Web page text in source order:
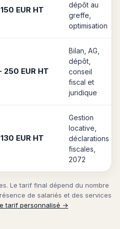
EUR HT
dépôt au
greffe,
optimisation
250 EUR HT
Bilan, AG,
dépôt,
conseil
fiscal et
juridique
EUR HT
Gestion
locative,
déclarations
fiscales,
2072
Le tarif final dépend du nombre
de salariés et des services
tarif personnalisé →